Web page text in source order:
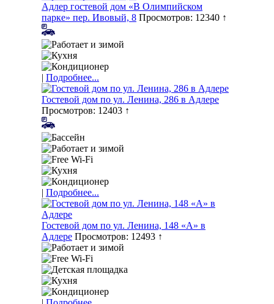
Адлер гостевой дом «В Олимпийском
парке» пер. Ивовый, 8 Просмотров: 12340 ↑
| Подробнее...
Гостевой дом по ул. Ленина, 286 в Адлере
Просмотров: 12403 ↑
| Подробнее...
Гостевой дом по ул. Ленина, 148 «А» в
Адлере Просмотров: 12493 ↑